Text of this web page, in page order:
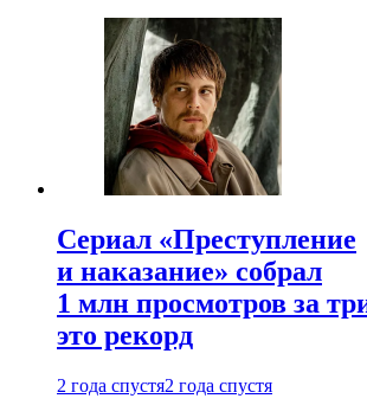
Сериал «Преступление
и наказание» собрал
1 млн просмотров за
это рекорд
2 года спустя2 года спустя